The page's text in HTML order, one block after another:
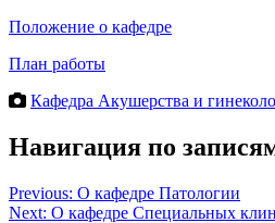
Положение о кафедре
План работы
Кафедра Акушерства и
Навигация по
Previous: О кафедре Патологии
Next: О кафедре Специальных